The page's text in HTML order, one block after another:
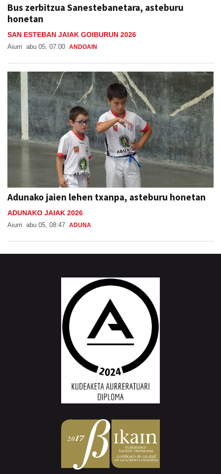
Bus zerbitzua Sanestebanetara, asteburu
honetan
SAN ESTEBAN JAIAK GOIBURUN 2026
Aiurri abu 05, 07:00 ANDOAIN
Adunako jaien lehen txanpa, asteburu honetan
ADUNAKO JAIAK 2026
Aiurri abu 05, 08:47 ADUNA